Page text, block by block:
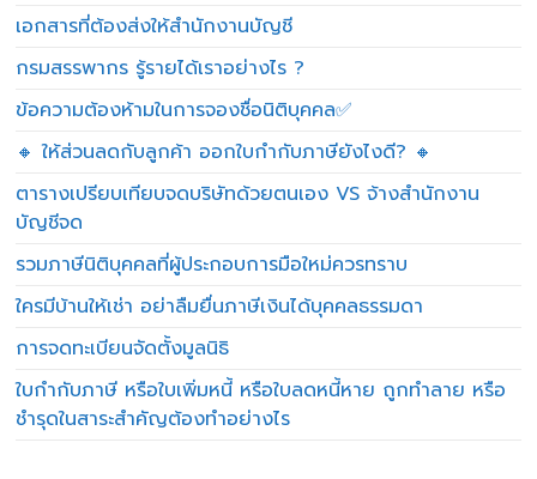
เอกสารที่ต้องส่งให้สำนักงานบัญชี
กรมสรรพากร รู้รายได้เราอย่างไร ?
ข้อความต้องห้ามในการจองชื่อนิติบุคคล✅
🔸 ให้ส่วนลดกับลูกค้า ออกใบกำกับภาษียังไงดี? 🔸
ตารางเปรียบเทียบจดบริษัทด้วยตนเอง VS จ้างสำนักงาน
บัญชีจด
รวมภาษีนิติบุคคลที่ผู้ประกอบการมือใหม่ควรทราบ
ใครมีบ้านให้เช่า อย่าลืมยื่นภาษีเงินได้บุคคลธรรมดา
การจดทะเบียนจัดตั้งมูลนิธิ
ใบกำกับภาษี หรือใบเพิ่มหนี้ หรือใบลดหนี้หาย ถูกทำลาย หรือ
ชำรุดในสาระสำคัญต้องทำอย่างไร